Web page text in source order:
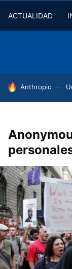
ACTUALIDAD
HOY SE HABLA
Anthropic